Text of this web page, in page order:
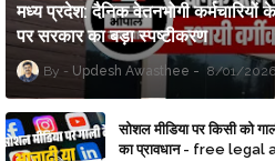
मध्य प्रदेश: दैनिक वेतनभोगी कर्मचारियों
पर सरकार का बड़ा स्पष्टीकरण
Updesh Awasthee 8/01/
सोशल मीडिया पर किसी को
का प्रावधान - free legal